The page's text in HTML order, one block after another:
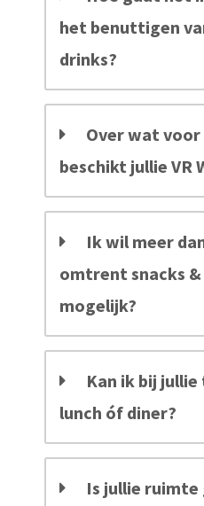
het benuttigen
drinks?
Over wat
beschikt jullie VR
Ik wil meer
omtrent snacks
mogelijk?
Kan ik bij
lunch óf diner?
Is jullie